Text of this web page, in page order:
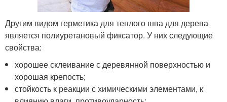
Другим видом герметика для теплого шва для дерева
является полиуретановый фиксатор. У них следующие
свойства:
хорошее склеивание с деревянной поверхностью и
хорошая крепость;
стойкость к реакции с химическими элементами, к